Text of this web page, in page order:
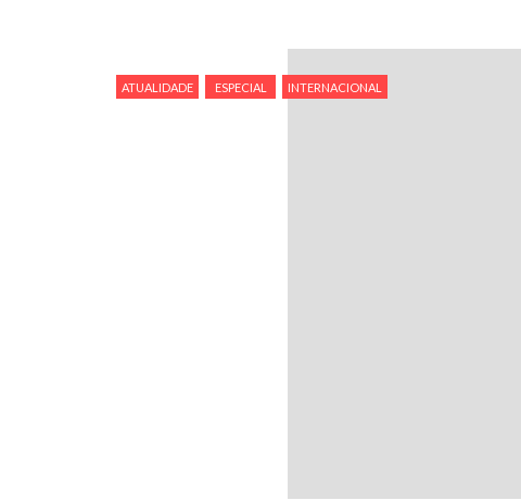
ATUALIDADE ESPECIAL INTERNACIONAL